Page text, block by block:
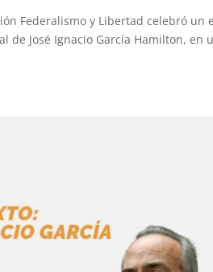
Federalismo y Libertad celebró un
José Ignacio García Hamilton, en